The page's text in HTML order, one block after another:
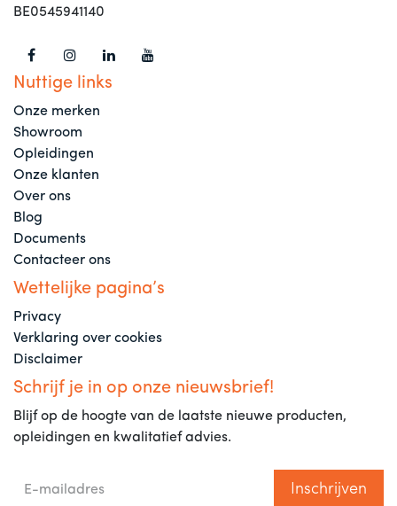
BE0545941140
Nuttige links
Onze merken
Showroom
Opleidingen
Onze klanten
Over ons
Blog
Documents
Contacteer ons
Wettelijke pagina’s
Privacy
Verklaring over cookies
Disclaimer
Schrijf je in op onze nieuwsbrief!
Blijf op de hoogte van de laatste nieuwe producten,
opleidingen en kwalitatief advies.
Inschrijven